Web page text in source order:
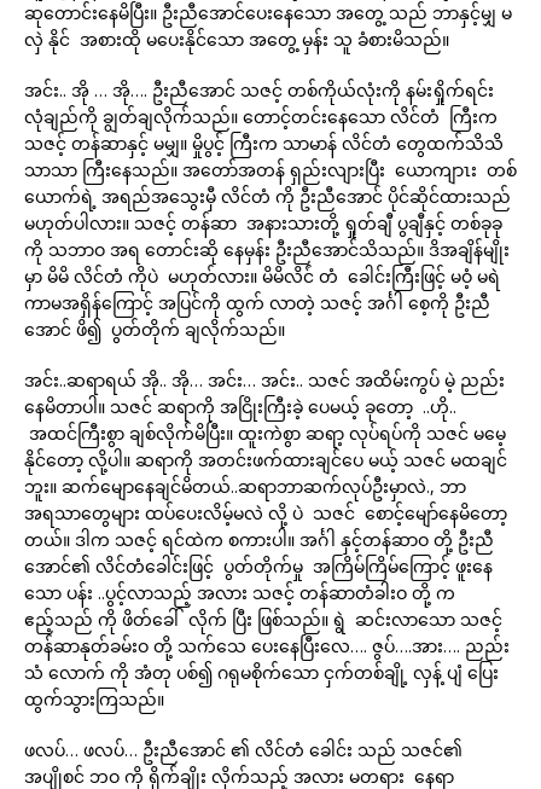
ဆုတောင်းနေမိပြီး။ ဦးညီအောင်ပေးနေသော အတွေ့ သည် ဘာနှင့်မျှ မ
လှဲ နိုင် အစားထို မပေးနိုင်သော အတွေ့ မှန်း သူ ခံစားမိသည်။
အင်း.. အို … အို…. ဦးညီအောင် သဇင့် တစ်ကိုယ်လုံးကို နမ်းရှိုက်ရင်း
လုံချည်ကို ချွတ်ချလိုက်သည်။ တောင့်တင်းနေသော လိင်တံ ကြီးက
သဇင့် တန်ဆာနှင့် မမျှ။ မှိုပွင့် ကြီးက သာမာန် လိင်တံ တွေထက်သိသိ
သာသာ ကြီးနေသည်။ အတော်အတန် ရှည်းလျားပြီး ယောကျာၤး တစ်
ယောက်ရဲ့ အရည်အသွေးမှီ လိင်တံ ကို ဦးညီအောင် ပိုင်ဆိုင်ထားသည်
မဟုတ်ပါလား။ သဇင့် တန်ဆာ အနားသားတို့ ရှုတ်ချီ ပွချီနှင့် တစ်ခုခု
ကို သဘာဝ အရ တောင်းဆို နေမှန်း ဦးညီအောင်သိသည်။ ဒိအချိန်မျိုး
မှာ မိမိ လိင်တံ ကိုပဲ မဟုတ်လား။ မိမိလိင်ံ တံ ခေါင်းကြီးဖြင့် မဝံ့ မရဲ
ကာမအရှိန်ကြောင့် အပြင်ကို ထွက် လာတဲ့ သဇင့် အင်္ဂါ စေ့ကို ဦးညီ
အောင် ဖိ၍ ပွတ်တိုက် ချလိုက်သည်။
အင်း..ဆရာရယ် အို.. အို… အင်း… အင်း.. သဇင် အထိမ်းကွပ် မဲ့ ညည်း
နေမိတာပါ။ သဇင် ဆရာကို အငြိုးကြီးခဲ့ ပေမယ့် ခုတော့ ..ဟို..
အထင်ကြီးစွာ ချစ်လိုက်မိပြီး။ ထူးကဲစွာ ဆရာ့ လုပ်ရပ်ကို သဇင် မမေ့
နိုင်တော့ လို့ပါ။ ဆရာကို အတင်းဖက်ထားချင်ပေ မယ့် သဇင် မထချင်
ဘူး။ ဆက်မျောနေချင်မိတယ်..ဆရာဘာဆက်လုပ်ဦးမှာလဲ., ဘာ
အရသာတွေများ ထပ်ပေးလိမ့်မလဲ လို့ ပဲ သဇင် စောင့်မျော်နေမိတော့
တယ်။ ဒါက သဇင့် ရင်ထဲက စကားပါ။ အင်္ဂါ နှင့်တန်ဆာဝ တို့ ဦးညီ
အောင်၏ လိင်တံခေါင်းဖြင့် ပွတ်တိုက်မှု အကြိမ်ကြိမ်ကြောင့် ဖူးနေ
သော ပန်း ..ပွင့်လာသည့် အလား သဇင့် တန်ဆာတံခါးဝ တို့ က
ဧည့်သည် ကို ဖိတ်ခေါ် လိုက် ပြီး ဖြစ်သည်။ ရွဲ ဆင်းလာသော သဇင့်
တန်ဆာနုတ်ခမ်းဝ တို့ သက်သေ ပေးနေပြီးလေ…. ဇွပ်….အား…. ညည်း
သံ လောက် ကို အံတု ပစ်၍ ဂရုမစိုက်သော ငှက်တစ်ချို့ လှန့် ပျံ ပြေး
ထွက်သွားကြသည်။
ဖလပ်… ဖလပ်… ဦးညီအောင် ၏ လိင်တံ ခေါင်း သည် သဇင်၏
အပျိုစင် ဘဝ ကို ရိုက်ချိုး လိုက်သည့် အလား မတရား နေရာ